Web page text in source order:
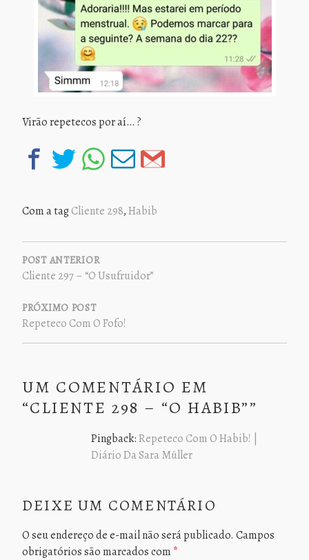
Virão repetecos por aí… ?
Com a tagCliente 298,Habib
NAVEGAÇÃO
DE
POST
POST ANTERIOR
Cliente 297 – “O Usufruidor”
PRÓXIMO POST
Repeteco Com O Fofo!
UM COMENTÁRIO EM
“CLIENTE 298 – “O HABIB””
Pingback:Repeteco Com O Habib! |
Diário Da Sara Müller
DEIXE UM COMENTÁRIO
O seu endereço de e-mail não será publicado. Campos
obrigatórios são marcados com *